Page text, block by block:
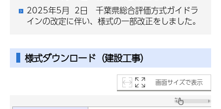
2025年5月 2日 千葉県総合評価方式ガイドラ
インの改定に伴い、様式の一部改正をしました。
様式ダウンロード（建設工事）
画面サイズで表示